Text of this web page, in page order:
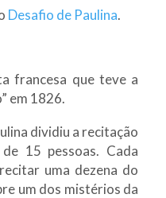
Desafio de Paulina.
francesa que teve a
em 1826.
dividiu a recitação
15 pessoas. Cada
uma dezena do
um dos mistérios da